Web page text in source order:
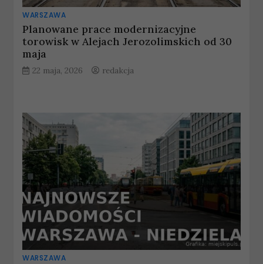
WARSZAWA
Planowane prace modernizacyjne
torowisk w Alejach Jerozolimskich od 30
maja
22 maja, 2026 redakcja
WARSZAWA